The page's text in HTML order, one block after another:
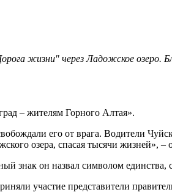
жизни" через Ладожское
– жителям Горного Алтая».
его от врага. Водители
озера, спасая тысячи жизней», –
знак он назвал символом единства,
участие представители